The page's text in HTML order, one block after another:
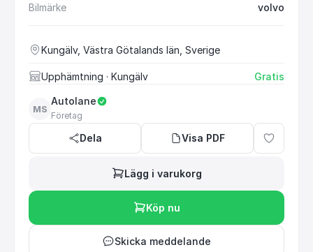
Bilmärke
volvo
Kungälv, Västra Götalands län, Sverige
Upphämtning · Kungälv Gratis
MS
Autolane
Företag
Dela Visa PDF
Lägg i varukorg
Köp nu
Skicka meddelande